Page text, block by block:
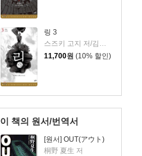
링 3
스즈키 고지 저/김수영 역
11,700원 (10% 할인)
이 책의 원서/번역서
[원서] OUT(アウト)
桐野 夏生 저